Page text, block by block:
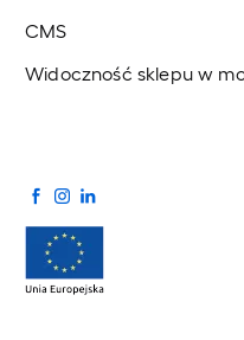
CMS
Widoczność sklepu w